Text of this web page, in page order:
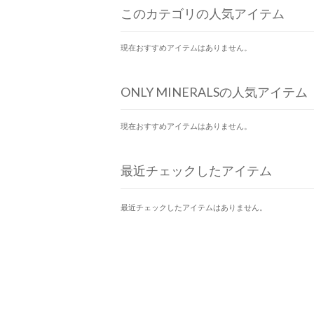
このカテゴリの人気アイテム
現在おすすめアイテムはありません。
ONLY MINERALSの人気アイテム
現在おすすめアイテムはありません。
最近チェックしたアイテム
最近チェックしたアイテムはありません。